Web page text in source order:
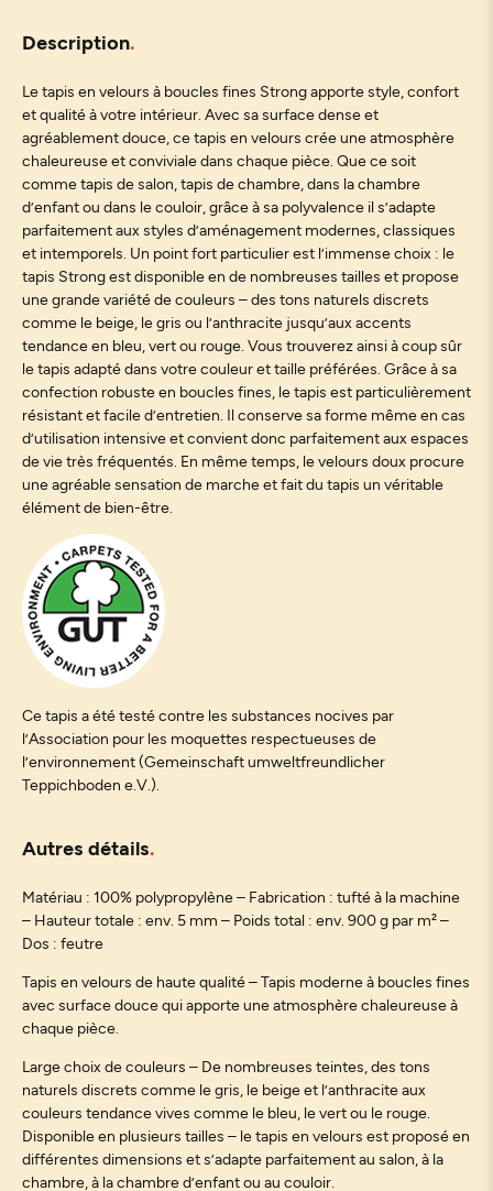
Description
Le tapis en velours à boucles fines Strong apporte style, confort
et qualité à votre intérieur. Avec sa surface dense et
agréablement douce, ce tapis en velours crée une atmosphère
chaleureuse et conviviale dans chaque pièce. Que ce soit
comme tapis de salon, tapis de chambre, dans la chambre
d’enfant ou dans le couloir, grâce à sa polyvalence il s’adapte
parfaitement aux styles d’aménagement modernes, classiques
et intemporels. Un point fort particulier est l’immense choix : le
tapis Strong est disponible en de nombreuses tailles et propose
une grande variété de couleurs – des tons naturels discrets
comme le beige, le gris ou l’anthracite jusqu’aux accents
tendance en bleu, vert ou rouge. Vous trouverez ainsi à coup sûr
le tapis adapté dans votre couleur et taille préférées. Grâce à sa
confection robuste en boucles fines, le tapis est particulièrement
résistant et facile d’entretien. Il conserve sa forme même en cas
d’utilisation intensive et convient donc parfaitement aux espaces
de vie très fréquentés. En même temps, le velours doux procure
une agréable sensation de marche et fait du tapis un véritable
élément de bien-être.
Ce tapis a été testé contre les substances nocives par
l’Association pour les moquettes respectueuses de
l’environnement (Gemeinschaft umweltfreundlicher
Teppichboden e.V.).
Autres détails
Matériau : 100% polypropylène – Fabrication : tufté à la machine
– Hauteur totale : env. 5 mm – Poids total : env. 900 g par m² –
Dos : feutre
Tapis en velours de haute qualité – Tapis moderne à boucles fines
avec surface douce qui apporte une atmosphère chaleureuse à
chaque pièce.
Large choix de couleurs – De nombreuses teintes, des tons
naturels discrets comme le gris, le beige et l’anthracite aux
couleurs tendance vives comme le bleu, le vert ou le rouge.
Disponible en plusieurs tailles – le tapis en velours est proposé en
différentes dimensions et s’adapte parfaitement au salon, à la
chambre, à la chambre d’enfant ou au couloir.